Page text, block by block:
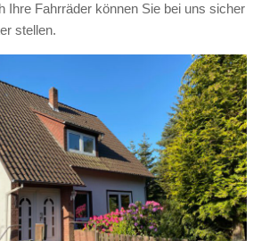
Ihre Fahrräder können Sie bei uns sicher
stellen.